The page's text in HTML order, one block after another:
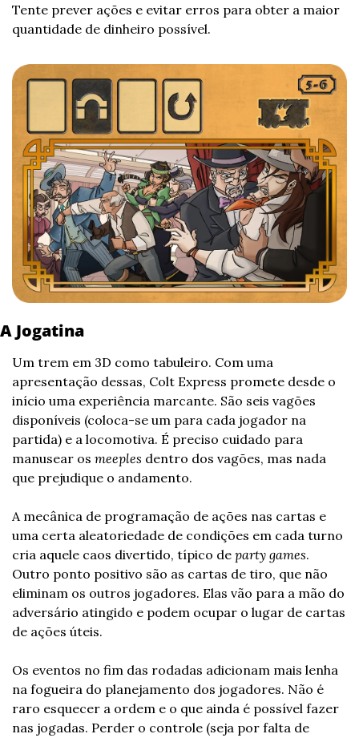
Tente prever ações e evitar erros para obter a maior
quantidade de dinheiro possível.
A Jogatina
Um trem em 3D como tabuleiro. Com uma
apresentação dessas, Colt Express promete desde o
início uma experiência marcante. São seis vagões
disponíveis (coloca-se um para cada jogador na
partida) e a locomotiva. É preciso cuidado para
manusear os meeples dentro dos vagões, mas nada
que prejudique o andamento.
A mecânica de programação de ações nas cartas e
uma certa aleatoriedade de condições em cada turno
cria aquele caos divertido, típico de party games.
Outro ponto positivo são as cartas de tiro, que não
eliminam os outros jogadores. Elas vão para a mão do
adversário atingido e podem ocupar o lugar de cartas
de ações úteis.
Os eventos no fim das rodadas adicionam mais lenha
na fogueira do planejamento dos jogadores. Não é
raro esquecer a ordem e o que ainda é possível fazer
nas jogadas. Perder o controle (seja por falta de